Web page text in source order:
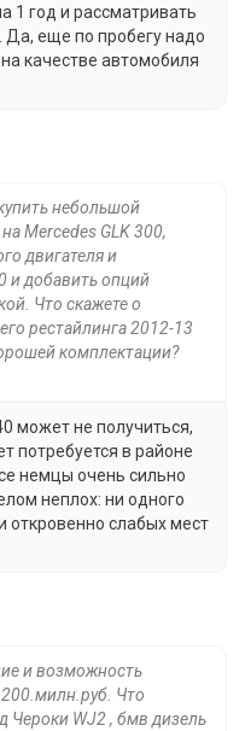
1 год и рассматривать
еще по пробегу надо
качестве автомобиля
небольшой
Mercedes GLK 300,
двигателя и
и добавить опций
Что скажете о
рестайлинга 2012-13
комплектации?
может не получиться,
потребуется в районе
немцы очень сильно
неплох: ни одного
откровенно слабых мест
и возможность
Что
Чероки WJ2 , бмв дизель